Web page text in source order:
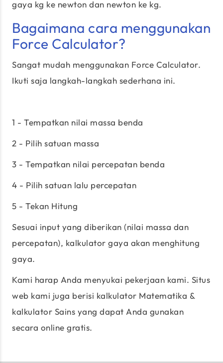
gaya kg ke newton dan newton ke kg.
Bagaimana cara menggunakan
Force Calculator?
Sangat mudah menggunakan Force Calculator.
Ikuti saja langkah-langkah sederhana ini.
1 - Tempatkan nilai massa benda
2 - Pilih satuan massa
3 - Tempatkan nilai percepatan benda
4 - Pilih satuan lalu percepatan
5 - Tekan Hitung
Sesuai input yang diberikan (nilai massa dan
percepatan), kalkulator gaya akan menghitung
gaya.
Kami harap Anda menyukai pekerjaan kami. Situs
web kami juga berisi kalkulator Matematika &
kalkulator Sains yang dapat Anda gunakan
secara online gratis.